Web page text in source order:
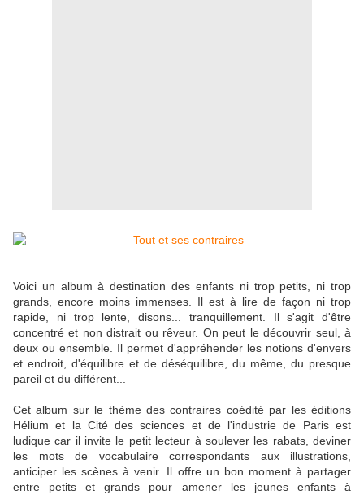
Voici un album à destination des enfants ni trop petits, ni trop
grands, encore moins immenses. Il est à lire de façon ni trop
rapide, ni trop lente, disons... tranquillement. Il s'agit d'être
concentré et non distrait ou rêveur. On peut le découvrir seul, à
deux ou ensemble. Il permet d'appréhender les notions d'envers
et endroit, d'équilibre et de déséquilibre, du même, du presque
pareil et du différent...
Cet album sur le thème des contraires coédité par les éditions
Hélium et la Cité des sciences et de l'industrie de Paris est
ludique car il invite le petit lecteur à soulever les rabats, deviner
les mots de vocabulaire correspondants aux illustrations,
anticiper les scènes à venir. Il offre un bon moment à partager
entre petits et grands pour amener les jeunes enfants à